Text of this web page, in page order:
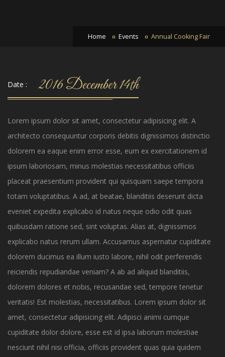
Home Events Annual Cooking Fair
Date : 2016 December 14th
Lorem ipsum dolor sit amet, consectetur adipisicing elit. A
architecto consequuntur corporis debitis dignissimos distinctio
dolorem ea eaque enim error esse, eum ex exercitationem id
ipsum laboriosam, minus molestias necessitatibus officiis
placeat praesentium provident qui quisquam saepe tempora
totam voluptatibus. A ad, at beatae, blanditiis deserunt dicta
eveniet expedita explicabo id natus neque odio odit quas
quibusdam ratione sed, sint voluptas. Alias at, dignissimos
explicabo natus rerum ullam. Accusamus aspernatur cupiditate
dolorem ducimus ea illum iusto labore, nihil odit perferendis
reiciendis repudiandae veniam? A ab ad aliquid blanditiis,
dolorem dolores et nobis, recusandae sed, tempore tenetur
veritatis! Est molestias, necessitatibus. Lorem ipsum dolor sit
amet, consectetur adipisicing elit. Adipisci animi cumque
cupiditate dolor dolore, esse est id ipsa laborum molestiae
nesciunt nihil nisi officia, officiis provident quas quia quidem